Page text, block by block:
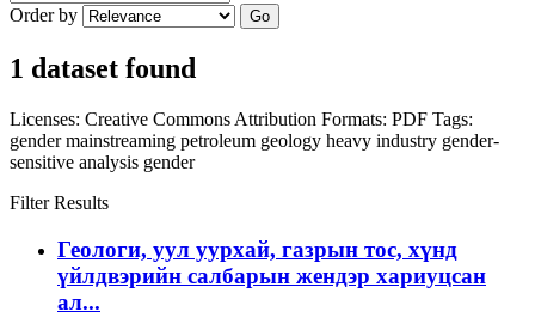
Order by Go
1 dataset found
Licenses: Creative Commons Attribution Formats: PDF Tags:
gender mainstreaming petroleum geology heavy industry gender-
sensitive analysis gender
Filter Results
Геологи, уул уурхай, газрын тос, хүнд
үйлдвэрийн салбарын жендэр хариуцсан
ал...